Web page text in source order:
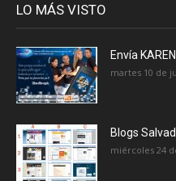
LO MÁS VISTO
Envía
martes 10 de
Blogs
miércoles 24